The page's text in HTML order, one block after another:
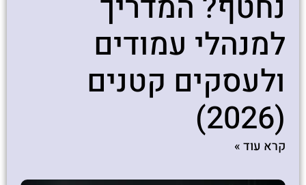
למנהלי עמודים
ולעסקים קטנים
(2026)
קרא עוד »